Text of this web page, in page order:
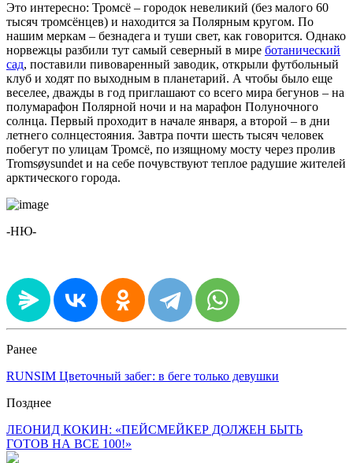
Это интересно: Тромсё – городок невеликий (без малого 60
тысяч тромсёнцев) и находится за Полярным кругом. По
нашим меркам – безнадега и туши свет, как говорится. Однако
норвежцы разбили тут самый северный в мире ботанический
сад, поставили пивоваренный заводик, открыли футбольный
клуб и ходят по выходным в планетарий. А чтобы было еще
веселее, дважды в год приглашают со всего мира бегунов – на
полумарафон Полярной ночи и на марафон Полуночного
солнца. Первый проходит в начале января, а второй – в дни
летнего солнцестояния. Завтра почти шесть тысяч человек
побегут по улицам Тромсё, по изящному мосту через пролив
Tromsøysundet и на себе почувствуют теплое радушие жителей
арктического города.
-НЮ-
Ранее
RUNSIM Цветочный забег: в беге только девушки
Позднее
ЛЕОНИД КОКИН: «ПЕЙСМЕЙКЕР ДОЛЖЕН БЫТЬ
ГОТОВ НА ВСЕ 100!»